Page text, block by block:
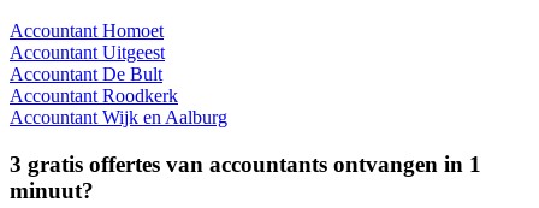
Accountant Homoet
Accountant Uitgeest
Accountant De Bult
Accountant Roodkerk
Accountant Wijk en Aalburg
3 gratis offertes van accountants ontvangen in 1
minuut?